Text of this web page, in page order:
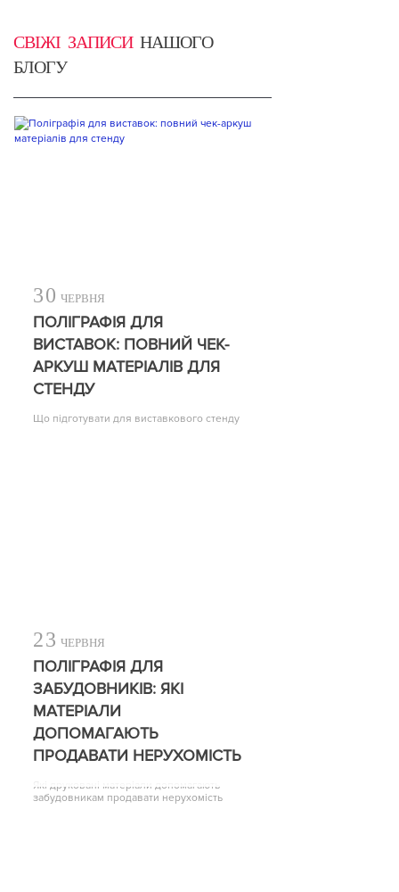
СВІЖІ ЗАПИСИНАШОГО
БЛОГУ
30 ЧЕРВНЯ
ПОЛІГРАФІЯ ДЛЯ
ВИСТАВОК: ПОВНИЙ ЧЕК-
АРКУШ МАТЕРІАЛІВ ДЛЯ
СТЕНДУ
Що підготувати для виставкового стенду
23 ЧЕРВНЯ
ПОЛІГРАФІЯ ДЛЯ
ЗАБУДОВНИКІВ: ЯКІ
МАТЕРІАЛИ
ДОПОМАГАЮТЬ
ПРОДАВАТИ НЕРУХОМІСТЬ
Які друковані матеріали допомагають
забудовникам продавати нерухомість